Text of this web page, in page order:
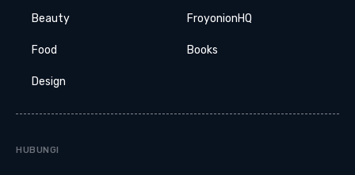
Beauty
Food
Design
FroyonionHQ
Books
HUBUNGI